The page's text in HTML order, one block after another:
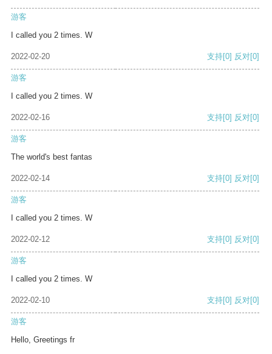
游客
I called you 2 times. W
2022-02-20 支持[0] 反对[0]
游客
I called you 2 times. W
2022-02-16 支持[0] 反对[0]
游客
The world's best fantas
2022-02-14 支持[0] 反对[0]
游客
I called you 2 times. W
2022-02-12 支持[0] 反对[0]
游客
I called you 2 times. W
2022-02-10 支持[0] 反对[0]
游客
Hello, Greetings fr